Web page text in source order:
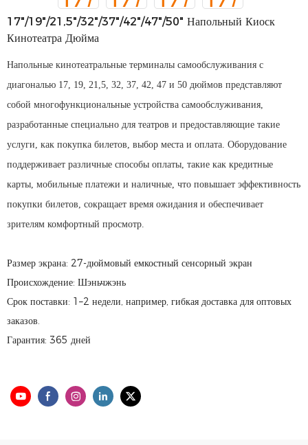
17"/19"/21,5"/32"/37"/42"/47"/50" Напольный Киоск
Кинотеатра Дюйма
Напольные кинотеатральные терминалы самообслуживания с
диагональю 17, 19, 21,5, 32, 37, 42, 47 и 50 дюймов представляют
собой многофункциональные устройства самообслуживания,
разработанные специально для театров и предоставляющие такие
услуги, как покупка билетов, выбор места и оплата. Оборудование
поддерживает различные способы оплаты, такие как кредитные
карты, мобильные платежи и наличные, что повышает эффективность
покупки билетов, сокращает время ожидания и обеспечивает
зрителям комфортный просмотр.
Размер экрана: 27-дюймовый емкостный сенсорный экран
Происхождение: Шэньчжэнь
Срок поставки: 1–2 недели, например, гибкая доставка для оптовых
заказов.
Гарантия: 365 дней